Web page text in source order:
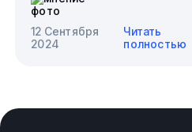
12 Сентября
2024
Читать
полностью